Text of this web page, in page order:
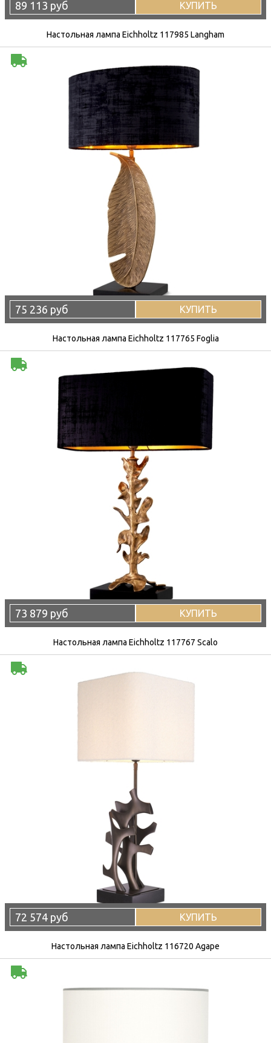
89 113 руб КУПИТЬ
Настольная лампа Eichholtz 117985 Langham
75 236 руб КУПИТЬ
Настольная лампа Eichholtz 117765 Foglia
73 879 руб КУПИТЬ
Настольная лампа Eichholtz 117767 Scalo
72 574 руб КУПИТЬ
Настольная лампа Eichholtz 116720 Agape